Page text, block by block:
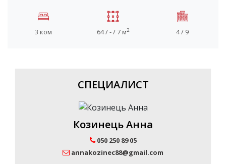
3 ком 64 / - / 7 м2 4 / 9
СПЕЦИАЛИСТ
Козинець Анна
050 250 89 05
annakozinec88@gmail.com